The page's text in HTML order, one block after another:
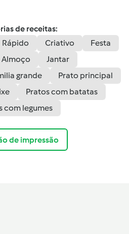
de receitas:
Rápido Criativo
Festa
Almoço
Jantar
grande
Prato principal
Pratos com batatas
com legumes
de impressão